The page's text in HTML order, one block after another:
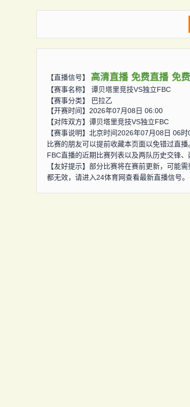
【直播信号】 高清直播 免费直播 免
【赛事名称】 谭贝塔里竞技VS独立FBC
【赛事分类】
巴拉乙
【开赛时间】2026年07月08日 06:00
【对阵双方】 谭贝塔里竞技VS独立FBC
【赛事说明】北京时间2026年07月08日 06
比赛的朋友可以提前收藏本页面以免错过直
FBC直播的近期比赛列表以及两队历史交锋、
【友好提示】部分比赛将在赛前更新，可能
都无效，请进入24体育网查看最新直播信号。